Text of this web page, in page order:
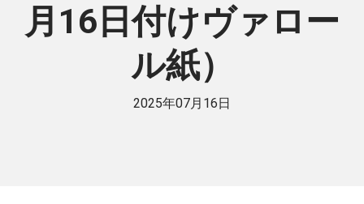
月16日付けヴァロー
ル紙）
2025年07月16日